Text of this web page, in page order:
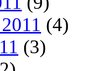
(4)
(3)